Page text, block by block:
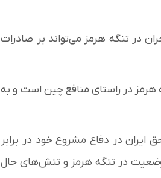
در تنگه هرمز می‌تواند بر صادرات
هرمز در راستای منافع چین است و به
ایران در دفاع مشروع خود در برابر
وضعیت در تنگه هرمز و تنش‌های حال